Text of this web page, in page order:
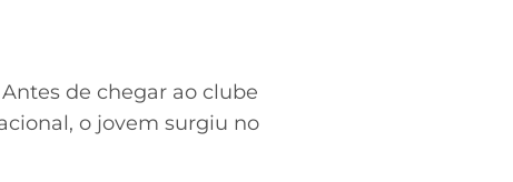
de chegar ao clube
o jovem surgiu no